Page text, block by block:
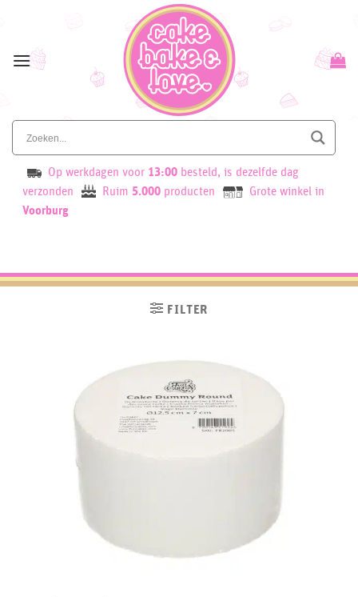
content
Op werkdagen voor 13:00 besteld, is dezelfde dag
verzonden
Ruim 5.000 producten
Grote winkel in
Voorburg
FILTER